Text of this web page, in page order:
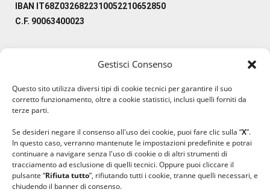
Gestisci Consenso
Questo sito utilizza diversi tipi di cookie tecnici per garantire il suo
corretto funzionamento, oltre a cookie statistici, inclusi quelli forniti da
terze parti.
Se desideri negare il consenso all'uso dei cookie, puoi fare clic sulla “X”.
In questo caso, verranno mantenute le impostazioni predefinite e potrai
continuare a navigare senza l'uso di cookie o di altri strumenti di
tracciamento ad esclusione di quelli tecnici. Oppure puoi cliccare il
pulsante “Rifiuta tutto”, rifiutando tutti i cookie, tranne quelli necessari, e
chiudendo il banner di consenso.
IBAN IT68Z0326822310052210652850
C.F. 90063400023
#lanaterapia
#ilcaloredellempatia